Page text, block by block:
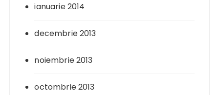
ianuarie 2014
decembrie 2013
noiembrie 2013
octombrie 2013